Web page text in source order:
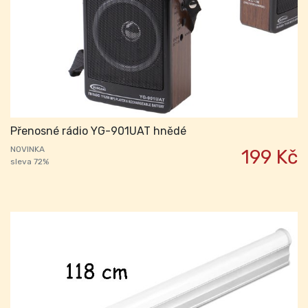
Přenosné rádio YG-901UAT hnědé
NOVINKA
sleva 72%
199 Kč